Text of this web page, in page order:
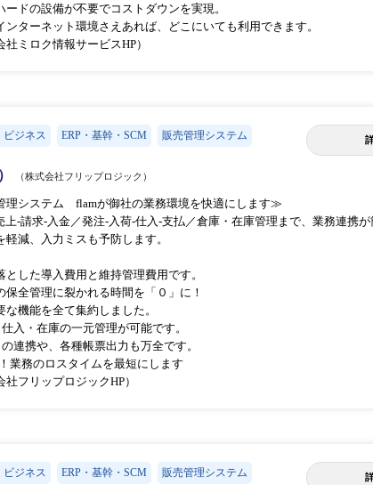
ードの設備が不要でコストダウンを実現。
ンターネット環境さえあれば、どこにいても利用できます。
社ミロク情報サービスHP）
ビジネス ERP・基幹・SCM 販売管理システム
（株式会社フリップロジック）
理システム flamが御社の業務環境を快適にします≫
上-請求-入金／発注-入荷-仕入-支払／倉庫・在庫管理まで、業務連携が
減、入力ミスも予防します。
とした導入費用と維持管理費用です。
保全管理に裂かれる時間を「０」に！
な機能を全て集約しました。
入・在庫の一元管理が可能です。
連携や、各種帳票出力も万全です。
業務のロスタイムを最短にします
社フリップロジックHP）
ビジネス ERP・基幹・SCM 販売管理システム